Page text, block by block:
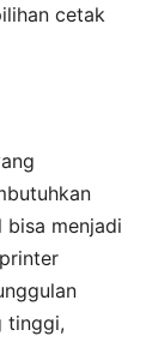
cetak
menjadi
tinggi,